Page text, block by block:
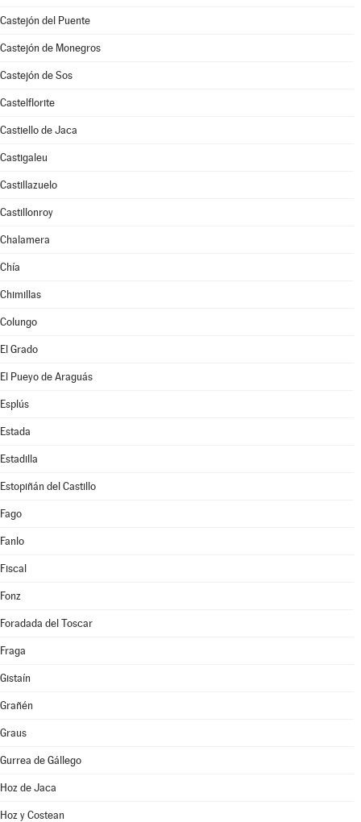
Castejón del Puente
Castejón de Monegros
Castejón de Sos
Castelflorite
Castiello de Jaca
Castigaleu
Castillazuelo
Castillonroy
Chalamera
Chía
Chimillas
Colungo
El Grado
El Pueyo de Araguás
Esplús
Estada
Estadilla
Estopiñán del Castillo
Fago
Fanlo
Fiscal
Fonz
Foradada del Toscar
Fraga
Gistaín
Grañén
Graus
Gurrea de Gállego
Hoz de Jaca
Hoz y Costean